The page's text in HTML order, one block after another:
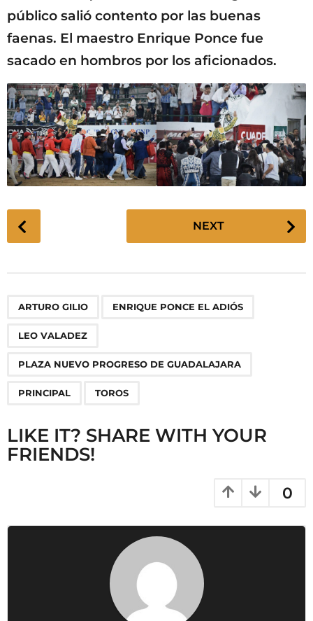
público salió contento por las buenas
faenas. El maestro Enrique Ponce fue
sacado en hombros por los aficionados.
P
o
i
o
n
NEXT
ARTURO GILIO ENRIQUE PONCE EL ADIÓS
LEO VALADEZ
PLAZA NUEVO PROGRESO DE GUADALAJARA
PRINCIPAL TOROS
LIKE IT? SHARE WITH YOUR
FRIENDS!
0